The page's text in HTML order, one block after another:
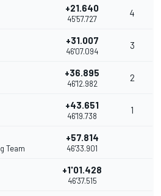
+21.640
45'57.727
4
+31.007
46'07.094
3
+36.895
46'12.982
2
+43.651
46'19.738
1
Team
+57.814
46'33.901
+1'01.428
46'37.515